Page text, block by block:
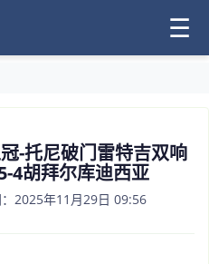
☰
-托尼破门雷特吉双响
4胡拜尔库迪西亚
年11月29日 09:56